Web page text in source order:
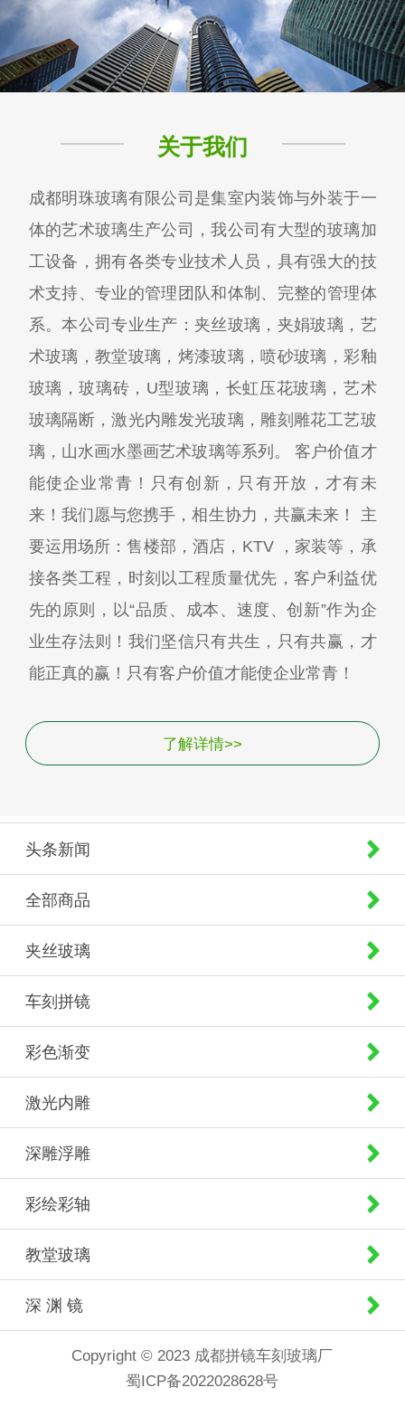
关于我们
成都明珠玻璃有限公司是集室内装饰与外装于一
体的艺术玻璃生产公司，我公司有大型的玻璃加
工设备，拥有各类专业技术人员，具有强大的技
术支持、专业的管理团队和体制、完整的管理体
系。本公司专业生产：夹丝玻璃，夹娟玻璃，艺
术玻璃，教堂玻璃，烤漆玻璃，喷砂玻璃，彩釉
玻璃，玻璃砖，U型玻璃，长虹压花玻璃，艺术
玻璃隔断，激光内雕发光玻璃，雕刻雕花工艺玻
璃，山水画水墨画艺术玻璃等系列。 客户价值才
能使企业常青！只有创新，只有开放，才有未
来！我们愿与您携手，相生协力，共赢未来！ 主
要运用场所：售楼部，酒店，KTV ，家装等，承
接各类工程，时刻以工程质量优先，客户利益优
先的原则，以“品质、成本、速度、创新”作为企
业生存法则！我们坚信只有共生，只有共赢，才
能正真的赢！只有客户价值才能使企业常青！
了解详情>>
头条新闻
全部商品
夹丝玻璃
车刻拼镜
彩色渐变
激光内雕
深雕浮雕
彩绘彩轴
教堂玻璃
深 渊 镜
Copyright © 2023 成都拼镜车刻玻璃厂
蜀ICP备2022028628号